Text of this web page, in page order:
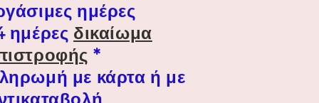
ημέρες
ημέρες δικαίωμα
*
με κάρτα ή με